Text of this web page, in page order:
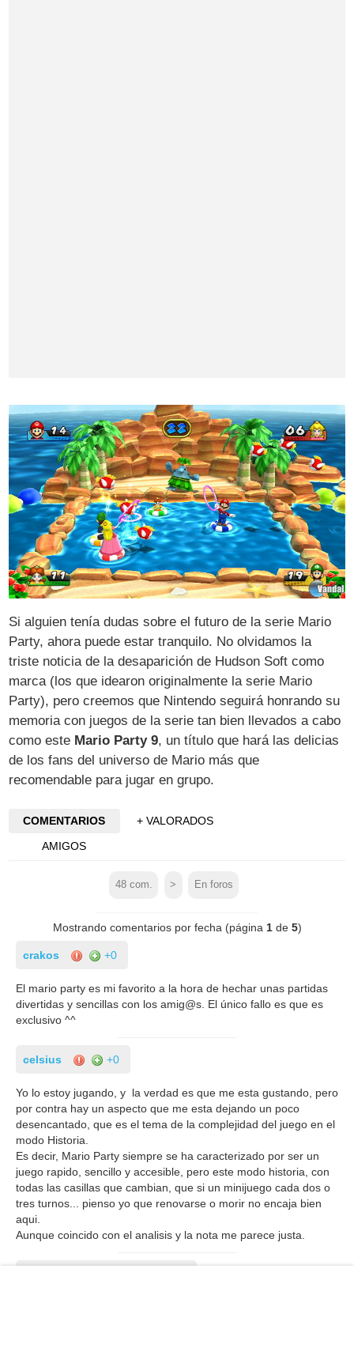
Si alguien tenía dudas sobre el futuro de la serie Mario
Party, ahora puede estar tranquilo. No olvidamos la
triste noticia de la desaparición de Hudson Soft como
marca (los que idearon originalmente la serie Mario
Party), pero creemos que Nintendo seguirá honrando su
memoria con juegos de la serie tan bien llevados a cabo
como este Mario Party 9, un título que hará las delicias
de los fans del universo de Mario más que
recomendable para jugar en grupo.
COMENTARIOS
+ VALORADOS
AMIGOS
48com. > En foros
Mostrando comentarios por fecha (página 1de 5)
crakos +0
El mario party es mi favorito a la hora de hechar unas partidas
divertidas y sencillas con los amig@s. El único fallo es que es
exclusivo ^^
celsius +0
Yo lo estoy jugando, y la verdad es que me esta gustando, pero
por contra hay un aspecto que me esta dejando un poco
desencantado, que es el tema de la complejidad del juego en el
modo Historia.
Es decir, Mario Party siempre se ha caracterizado por ser un
juego rapido, sencillo y accesible, pero este modo historia, con
todas las casillas que cambian, que si un minijuego cada dos o
tres turnos... pienso yo que renovarse o morir no encaja bien
aqui.
Aunque coincido con el analisis y la nota me parece justa.